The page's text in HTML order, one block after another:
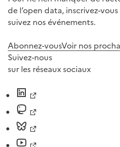
de l’open data, inscrivez-
suivez nos événements.
Abonnez-vousVoir nos
Suivez-nous
sur les réseaux sociaux